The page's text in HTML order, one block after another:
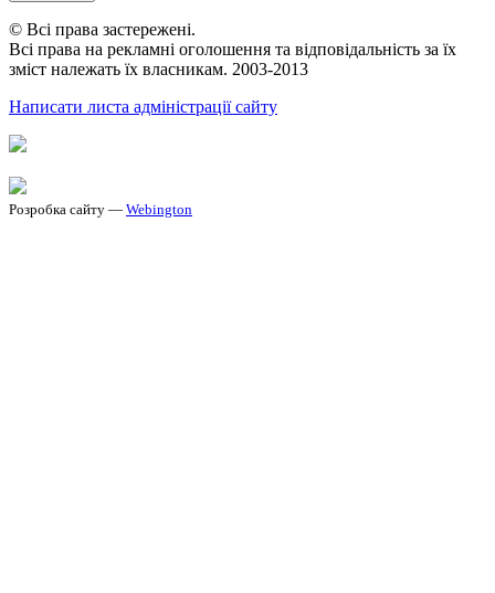
© Всі права застережені.
Всі права на рекламні оголошення та відповідальність за їх
зміст належать їх власникам. 2003-2013
Написати листа адміністрації сайту
Розробка сайту — Webington